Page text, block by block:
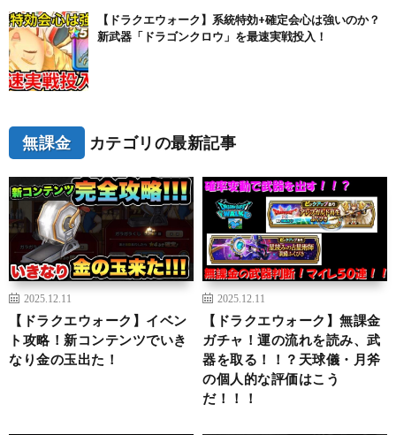
【ドラクエウォーク】系統特効+確定会心は強いのか？
新武器「ドラゴンクロウ」を最速実戦投入！
無課金 カテゴリの最新記事
2025.12.11
【ドラクエウォーク】イベン
ト攻略！新コンテンツでいき
なり金の玉出た！
2025.12.11
【ドラクエウォーク】無課金
ガチャ！運の流れを読み、武
器を取る！！？天球儀・月斧
の個人的な評価はこう
だ！！！